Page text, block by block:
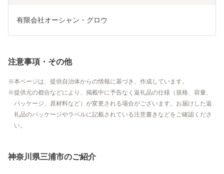
有限会社オーシャン・グロウ
注意事項・その他
本ページは、提供自治体からの情報に基づき、作成しています。
提供元の都合などにより、掲載中に予告なく返礼品の仕様（規格、容量、
パッケージ、原材料など）が変更される場合がございます。お届けした返
礼品のパッケージやラベルに記載されている注意書きなどをご確認くださ
い。
神奈川県三浦市のご紹介